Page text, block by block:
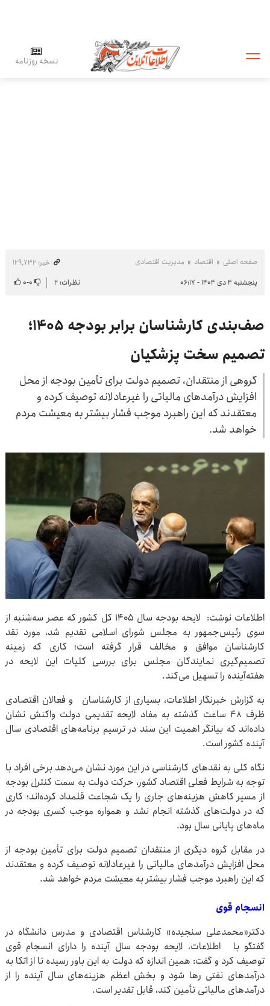
نسخه روزنامه
صفحه اصلی اقتصاد مدیریت اقتصادی
خبر: ۱۲۹٬۷۳۲
پنجشنبه ۴ دی ۱۴۰۴ - ۰۶:۱۷
نظرات: ۲ ۰-۰
صف‌بندی کارشناسان برابر بودجه ۱۴۰۵؛
تصمیم سخت پزشکیان
گروهی از منتقدان، تصمیم دولت برای تأمین بودجه از محل
افزایش درآمدهای مالیاتی را غیرعادلانه توصیف کرده و
معتقدند که این راهبرد موجب فشار بیشتر به معیشت مردم
خواهد شد.
اطلاعات نوشت: لایحه بودجه سال ۱۴۰۵ کل کشور که عصر سه‌شنبه از
سوی رئیس‌جمهور به مجلس شورای اسلامی تقدیم شد، مورد نقد
کارشناسان موافق و مخالف قرار گرفته است؛ کاری که زمینه
تصمیم‌گیری نمایندگان مجلس برای بررسی کلیات این لایحه در
هفته‌آینده را تسهیل می‌کند.
به گزارش خبرنگار اطلاعات، بسیاری از کارشناسان و فعالان اقتصادی
ظرف ۴۸ ساعت گذشته به مفاد لایحه تقدیمی دولت واکنش نشان
داده‌اند که بیانگر اهمیت این سند در ترسیم برنامه‌های اقتصادی سال
آینده کشور است.
نگاه کلی به نقدهای کارشناسی در این مورد نشان می‌دهد برخی افراد با
توجه به شرایط فعلی اقتصاد کشور، حرکت دولت به سمت کنترل بودجه
از مسیر کاهش هزینه‌های جاری را یک شجاعت قلمداد کرده‌اند؛ کاری
که در دولت‌های گذشته انجام نشد و همواره موجب کسری بودجه در
ماه‌های پایانی سال بود.
در مقابل گروه دیگری از منتقدان تصمیم دولت برای تأمین بودجه از
محل افزایش درآمدهای مالیاتی را غیرعادلانه توصیف کرده و معتقدند
که این راهبرد موجب فشار بیشتر به معیشت مردم خواهد شد.
انسجام قوی
دکتر«محمدعلی سنجیده» کارشناس اقتصادی و مدرس دانشگاه در
گفتگو با اطلاعات، لایحه بودجه سال آینده را دارای انسجام قوی
توصیف کرد و گفت: همین اندازه که دولت به این باور رسیده تا از اتکا به
درآمدهای نفتی رها شود و بخش اعظم هزینه‌های سال آینده را از
درآمدهای مالیاتی تأمین کند، قابل تقدیر است.